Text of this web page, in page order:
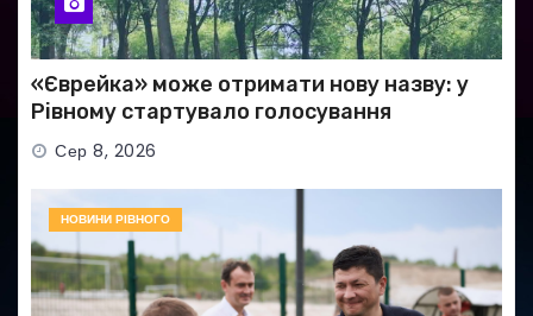
«Єврейка» може отримати нову назву: у
Рівному стартувало голосування
Сер 8, 2026
НОВИНИ РІВНОГО